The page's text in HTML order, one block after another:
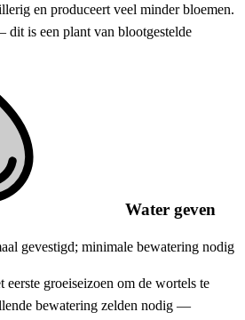
en produceert veel minder bloemen.
dit is een plant van blootgestelde
Water geven
gevestigd; minimale bewatering nodig
groeiseizoen om de wortels te
bewatering zelden nodig —